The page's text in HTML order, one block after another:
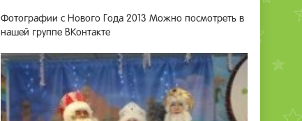
Фотографии с Нового Года 2013 Можно посмотреть в
нашей группе ВКонтакте